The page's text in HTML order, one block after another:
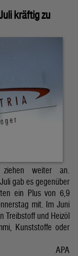
kräftig zu
ziehen weiter an.
gab es gegenüber
ein Plus von 6,9
mit. Im Juni
Treibstoff und Heizöl
Kunststoffe oder
APA